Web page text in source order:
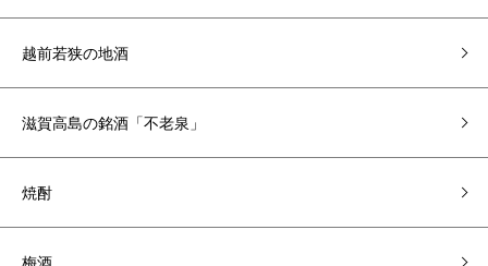
越前若狭の地酒
滋賀高島の銘酒「不老泉」
焼酎
梅酒